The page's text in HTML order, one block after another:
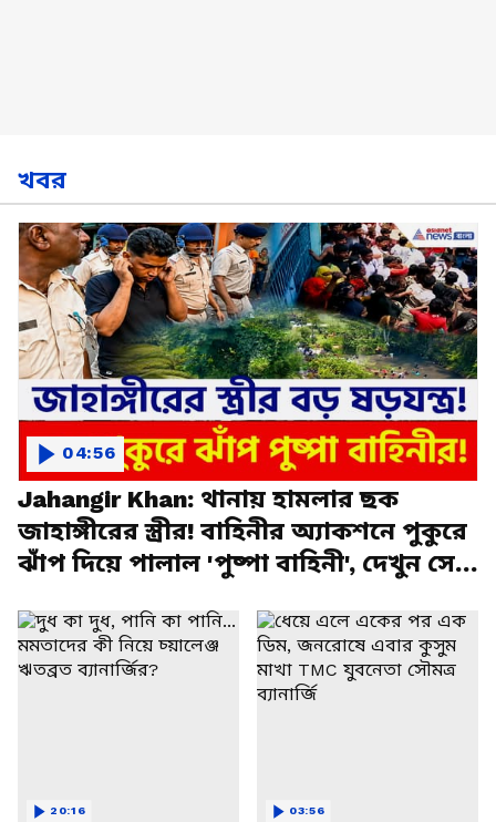
খবর
Jahangir Khan: থানায় হামলার ছক
জাহাঙ্গীরের স্ত্রীর! বাহিনীর অ্যাকশনে পুকুরে
ঝাঁপ দিয়ে পালাল 'পুষ্পা বাহিনী', দেখুন সেই
04:56
20:16 03:56